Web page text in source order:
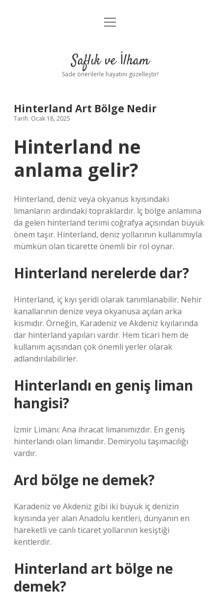
Anasayfa
Yasal Uyarı
menüyü
Saflık ve İlham
Sade önerilerle hayatını güzelleştir!
Hinterland Art Bölge Nedir
Tarih: Ocak 18, 2025
Hinterland ne
anlama gelir?
Hinterland, deniz veya okyanus kıyısındaki
limanların ardındaki topraklardır. İç bölge anlamına
da gelen hinterland terimi coğrafya açısından büyük
önem taşır. Hinterland, deniz yollarının kullanımıyla
mümkün olan ticarette önemli bir rol oynar.
Hinterland nerelerde dar?
Hinterland, iç kıyı şeridi olarak tanımlanabilir. Nehir
kanallarının denize veya okyanusa açılan arka
kısmıdır. Örneğin, Karadeniz ve Akdeniz kıyılarında
dar hinterland yapıları vardır. Hem ticari hem de
kullanım açısından çok önemli yerler olarak
adlandırılabilirler.
Hinterlandı en geniş liman
hangisi?
İzmir Limanı: Ana ihracat limanımızdır. En geniş
hinterlandı olan limandır. Demiryolu taşımacılığı
vardır.
Ard bölge ne demek?
Karadeniz ve Akdeniz gibi iki büyük iç denizin
kıyısında yer alan Anadolu kentleri, dünyanın en
hareketli ve canlı ticaret yollarının kesiştiği
kentlerdir.
Hinterland art bölge ne
demek?